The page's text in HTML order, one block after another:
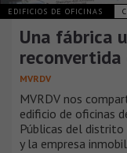
EDIFICIOS DE OFICINAS
Una fábrica
MVRDV
MVRDV nos
edificio de oficinas
Públicas del distrito
y la empresa